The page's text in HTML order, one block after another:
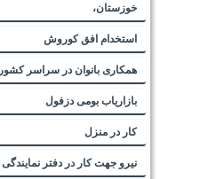
خوزستان،
استخدام افق کوروش
همکاری بانوان در سراسر کشور
بازاریاب بومی دزفول
کار در منزل
نیرو جهت کار در دفتر نمایندگی